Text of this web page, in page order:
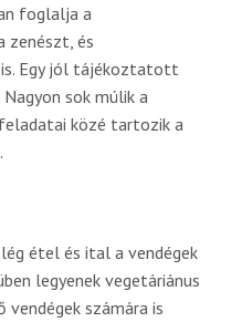
foglalja a
zenészt, és
Egy jól tájékoztatott
sok múlik a
közé tartozik a
étel és ital a vendégek
legyenek vegetáriánus
számára is